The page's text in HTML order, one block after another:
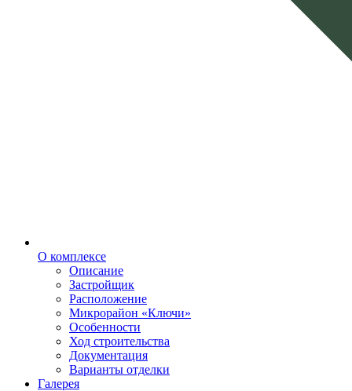
О комплексе
Описание
Застройщик
Расположение
Микрорайон «Ключи»
Особенности
Ход строительства
Документация
Варианты отделки
Галерея